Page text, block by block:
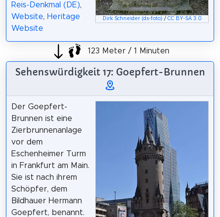
Dirk Schneider (ds-foto) / CC BY-SA 3.0
Reis-Denkmal (DE),
Website, Heritage
Website
123 Meter / 1 Minuten
Sehenswürdigkeit 17: Goepfert-Brunnen
Der Goepfert-
Brunnen ist eine
Zierbrunnenanlage
vor dem
Eschenheimer Turm
in Frankfurt am Main.
Sie ist nach ihrem
Schöpfer, dem
Bildhauer Hermann
Goepfert, benannt.